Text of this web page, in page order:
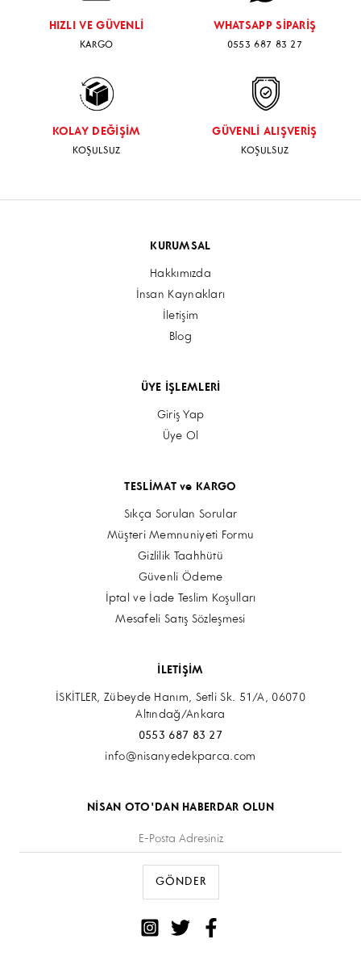
HIZLI VE GÜVENLİ
KARGO
WHATSAPP SİPARİŞ
0553 687 83 27
KOLAY DEĞİŞİM
KOŞULSUZ
GÜVENLİ ALIŞVERİŞ
KOŞULSUZ
KURUMSAL
Hakkımızda
İnsan Kaynakları
İletişim
Blog
ÜYE İŞLEMLERİ
Giriş Yap
Üye Ol
TESLİMAT ve KARGO
Sıkça Sorulan Sorular
Müşteri Memnuniyeti Formu
Gizlilik Taahhütü
Güvenli Ödeme
İptal ve İade Teslim Koşulları
Mesafeli Satış Sözleşmesi
İLETİŞİM
İSKİTLER, Zübeyde Hanım, Setli Sk. 51/A, 06070
Altındağ/Ankara
0553 687 83 27
info@nisanyedekparca.com
NİSAN OTO'DAN HABERDAR OLUN